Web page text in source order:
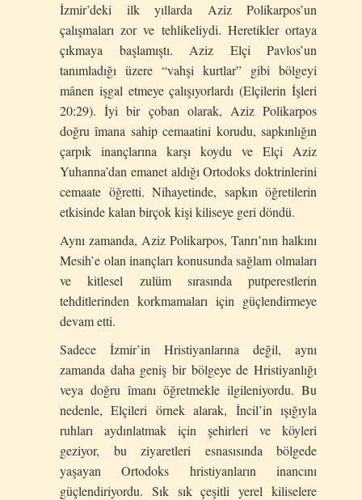
İzmir’deki ilk yıllarda Aziz Polikarpos’un
çalışmaları zor ve tehlikeliydi. Heretikler ortaya
çıkmaya başlamıştı. Aziz Elçi Pavlos’un
tanımladığı üzere “vahşi kurtlar” gibi bölgeyi
mânen işgal etmeye çalışıyorlardı (Elçilerin İşleri
20:29). İyi bir çoban olarak, Aziz Polikarpos
doğru îmana sahip cemaatini korudu, sapkınlığın
çarpık inançlarına karşı koydu ve Elçi Aziz
Yuhanna’dan emanet aldığı Ortodoks doktrinlerini
cemaate öğretti. Nihayetinde, sapkın öğretilerin
etkisinde kalan birçok kişi kiliseye geri döndü.
Aynı zamanda, Aziz Polikarpos, Tanrı’nın halkını
Mesih’e olan inançları konusunda sağlam olmaları
ve kitlesel zulüm sırasında putperestlerin
tehditlerinden korkmamaları için güçlendirmeye
devam etti.
Sadece İzmir’in Hristiyanlarına değil, aynı
zamanda daha geniş bir bölgeye de Hristiyanlığı
veya doğru îmanı öğretmekle ilgileniyordu. Bu
nedenle, Elçileri örnek alarak, İncil’in ışığıyla
ruhları aydınlatmak için şehirleri ve köyleri
geziyor, bu ziyaretleri esnasısında bölgede
yaşayan Ortodoks hristiyanların inancını
güçlendiriyordu. Sık sık çeşitli yerel kiliselere